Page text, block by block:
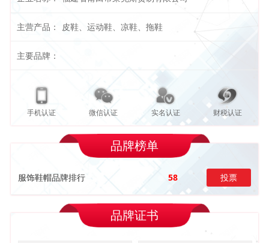
主营产品： 皮鞋、运动鞋、凉鞋、拖鞋
主要品牌：
手机认证 微信认证 实名认证 财税认证
品牌榜单
服饰鞋帽品牌排行 58 投票
品牌证书